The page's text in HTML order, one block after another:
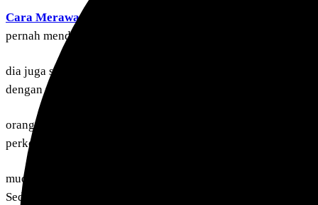
Cara Merawat Burung Derkuku
pernah mendengar namanya. Selain itu
dia juga sering di sebut dengan tekukur karena suara
dengan peliharaannya
orang tua dan juga berada di perkampungan. tapi nyatanya
perkotaan dan juga dari usai
mudah atau bapak-bapak muda juga mulai menyukainya
Sedikit mengulas bahwa